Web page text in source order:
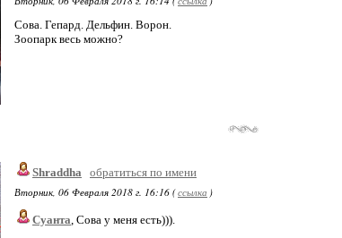
Сова. Гепард. Дельфин. Ворон.
Зоопарк весь можно?
Shraddha
обратиться по имени
Вторник, 06 Февраля 2018 г. 16:16 (ссылка )
Суанта, Сова у меня есть))).